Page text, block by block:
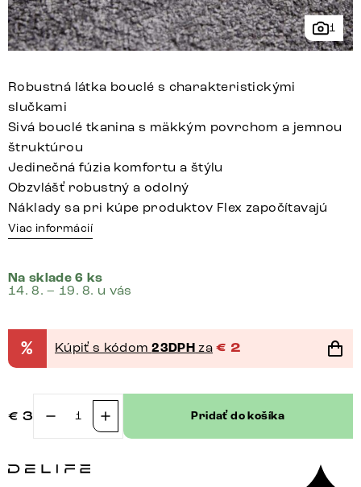
1
Robustná látka bouclé s charakteristickými
slučkami
Sivá bouclé tkanina s mäkkým povrchom a jemnou
štruktúrou
Jedinečná fúzia komfortu a štýlu
Obzvlášť robustný a odolný
Náklady sa pri kúpe produktov Flex započítavajú
Viac informácií
Na sklade 6 ks
14. 8. – 19. 8. u vás
% Kúpiť s kódom23DPH za € 2
€ 3
množstvo
látok
Pridať do košíka